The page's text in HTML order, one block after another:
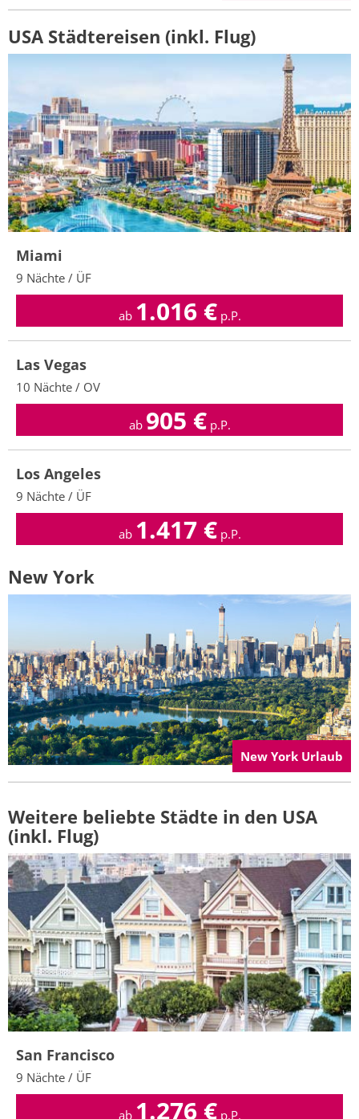
USA Städtereisen (inkl. Flug)
Miami
9 Nächte / ÜF
ab 1.016€ p.P.
Las Vegas
10 Nächte / OV
ab 905 € p.P.
Los Angeles
9 Nächte / ÜF
ab 1.417€ p.P.
New York
New York Urlaub
Weitere beliebte Städte in den USA
(inkl. Flug)
San Francisco
9 Nächte / ÜF
ab 1.276€ p.P.